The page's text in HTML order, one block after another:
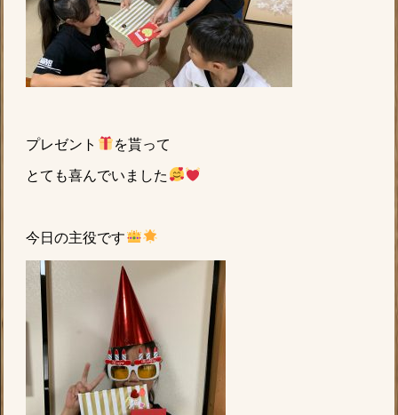
プレゼント を貰って
とても喜んでいました
今日の主役です